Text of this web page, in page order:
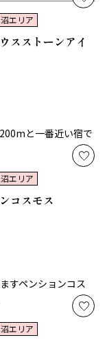
エリア
スストーンアイ
と一番近い宿で
エリア
コスモス
すペンションコス
エリア